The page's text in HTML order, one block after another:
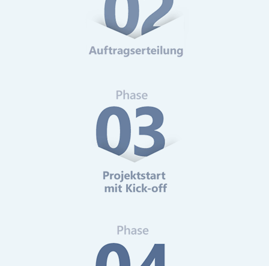
Web-Analytics
Mehr erfahren